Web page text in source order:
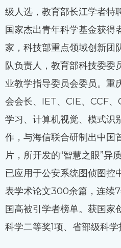
级人选，教育部长江学者特
国家杰出青年科学基金获得
家，科技部重点领域创新团
队负责人，教育部科技委委
业教学指导委员会委员。重
会会长、IET、CIE、CCF
学习、计算机视觉、模式识
作，与海信联合研制出中国
片，所开发的“智慧之眼”异
已应用于公安系统图侦图控
表学术论文300余篇，连续
国高被引学者榜单。获国家
科学二等奖1项、省部级科学